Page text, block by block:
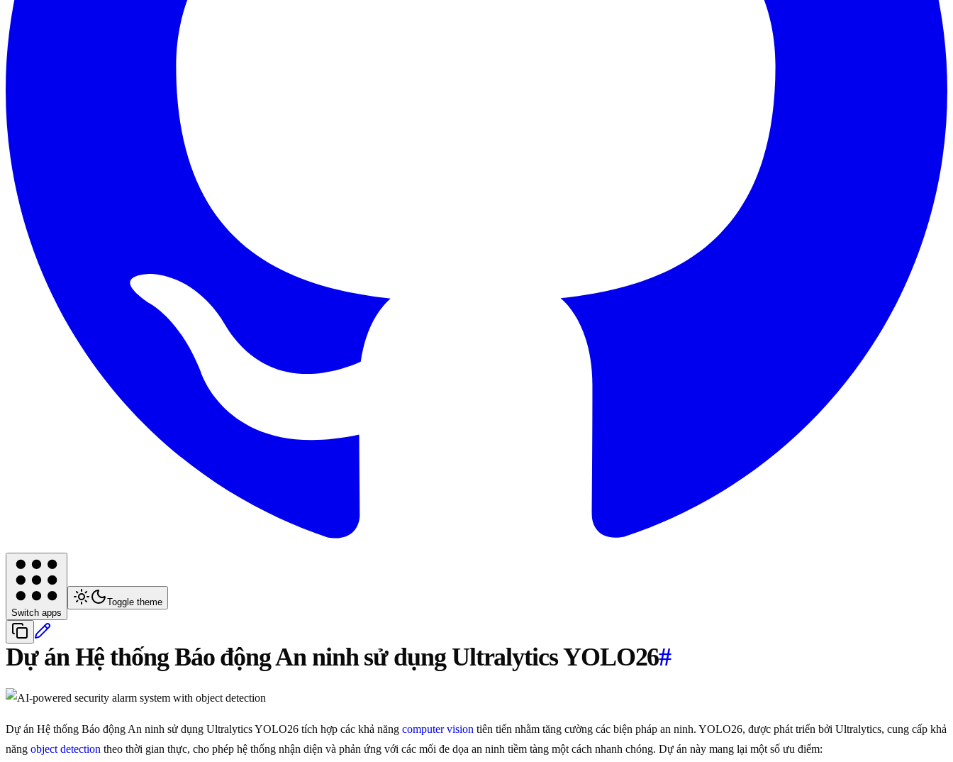
Switch apps
Toggle theme
Dự án Hệ thống Báo động An ninh sử dụng Ultralytics YOLO26#
Dự án Hệ thống Báo động An ninh sử dụng Ultralytics YOLO26 tích hợp các khả năng computer vision tiên tiến nhằm tăng cường các biện pháp an ninh. YOLO26, được phát triển bởi Ultralytics, cung cấp khả
năng object detection theo thời gian thực, cho phép hệ thống nhận diện và phản ứng với các mối đe dọa an ninh tiềm tàng một cách nhanh chóng. Dự án này mang lại một số ưu điểm: